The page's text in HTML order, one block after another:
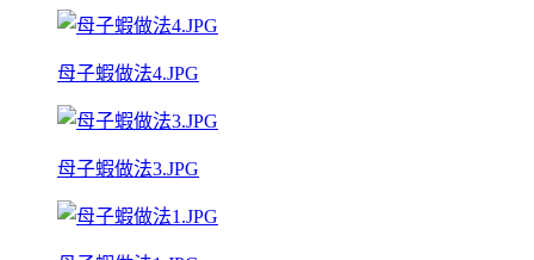
母子蝦做法4.JPG
母子蝦做法3.JPG